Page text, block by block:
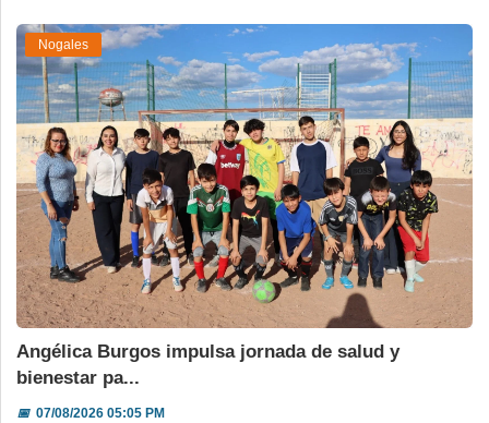
Nogales
Angélica Burgos impulsa jornada de salud y
bienestar pa...
📅07/08/2026 05:05 PM